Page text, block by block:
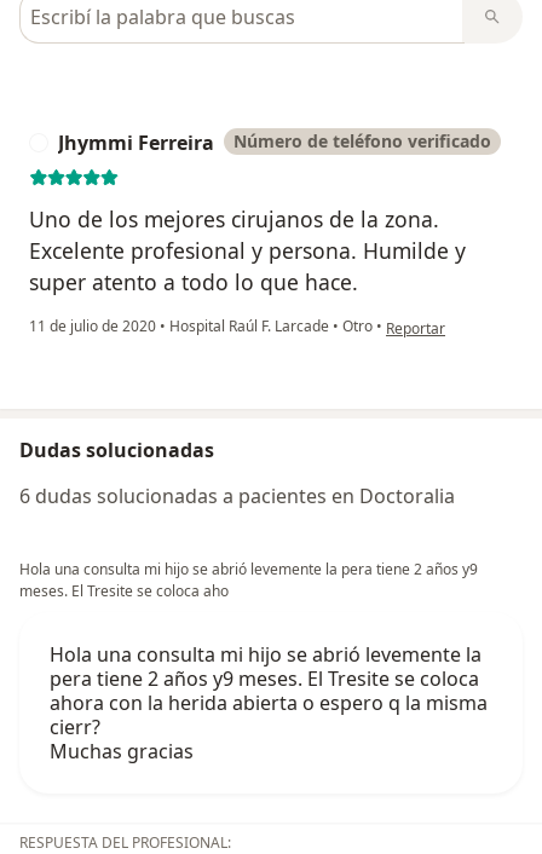
Jhymmi Ferreira Número de teléfono verificado
Uno de los mejores cirujanos de la zona.
Excelente profesional y persona. Humilde y
super atento a todo lo que hace.
11 de julio de 2020 • Hospital Raúl F. Larcade • Otro • en opinión del usuario
Reportar
Dudas solucionadas
6 dudas solucionadas a pacientes en Doctoralia
Hola una consulta mi hijo se abrió levemente la pera tiene 2 años y9
meses. El Tresite se coloca aho
Hola una consulta mi hijo se abrió levemente la
pera tiene 2 años y9 meses. El Tresite se coloca
ahora con la herida abierta o espero q la misma
cierr?
Muchas gracias
RESPUESTA DEL PROFESIONAL: